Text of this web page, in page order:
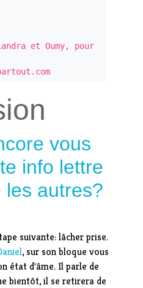
et Oumy, pour
vous
info lettre
les autres?
suivante: lâcher prise.
, sur son bloque vous
état d'âme. Il parle de
bientôt, il se retirera de